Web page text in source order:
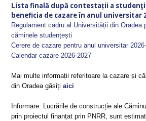
Lista finală după contestații a
beneficia de cazare în anul universitar
Regulament cadru al Universității din Oradea
căminele studențești
Cerere de cazare pentru anul universitar
Calendar cazare 2026-2027
Mai multe informații referitoare la cazare și
din Oradea găsiți aici
Informare: Lucrările de construcție ale
prin proiectul finanțat prin PNRR, sunt